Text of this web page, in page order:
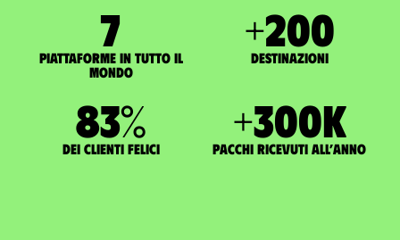
7
Piattaforme in tutto il
mondo
+200
Destinazioni
83%
dei clienti felici
+300K
pacchi ricevuti all’anno